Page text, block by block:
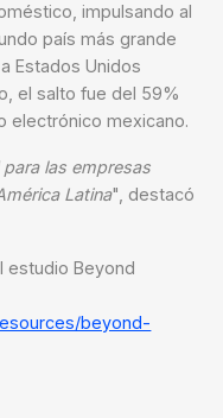
impulsando al
país más grande
Estados Unidos
el salto fue del 59%
electrónico mexicano.
las empresas
Latina", destacó
estudioBeyond
beyond-